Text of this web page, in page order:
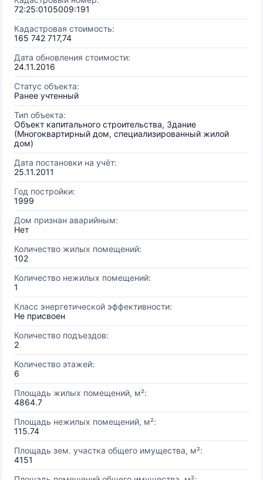
72:25:0105009:191
Кадастровая стоимость:
165 742 717,74
Дата обновления стоимости:
24.11.2016
Статус объекта:
Ранее учтенный
Тип объекта:
Объект капитального строительства, Здание
(Многоквартирный дом, специализированный жилой
дом)
Дата постановки на учёт:
25.11.2011
Год постройки:
1999
Дом признан аварийным:
Нет
Количество жилых помещений:
102
Количество нежилых помещений:
1
Класс энергетической эффективности:
Не присвоен
Количество подъездов:
2
Количество этажей:
6
Площадь жилых помещений, м²:
4864.7
Площадь нежилых помещений, м²:
115.74
Площадь зем. участка общего имущества, м²:
4151